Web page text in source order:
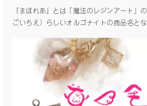
『まほれあ』とは「魔法のレジンアート」
ごいちえ）らしいオルゴナイトの商品名とな